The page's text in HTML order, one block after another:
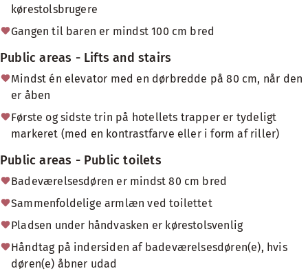
kørestolsbrugere
Gangen til baren er mindst 100 cm bred
Public areas - Lifts and stairs
Mindst én elevator med en dørbredde på 80 cm, når den
er åben
Første og sidste trin på hotellets trapper er tydeligt
markeret (med en kontrastfarve eller i form af riller)
Public areas - Public toilets
Badeværelsesdøren er mindst 80 cm bred
Sammenfoldelige armlæn ved toilettet
Pladsen under håndvasken er kørestolsvenlig
Håndtag på indersiden af badeværelsesdøren(e), hvis
døren(e) åbner udad